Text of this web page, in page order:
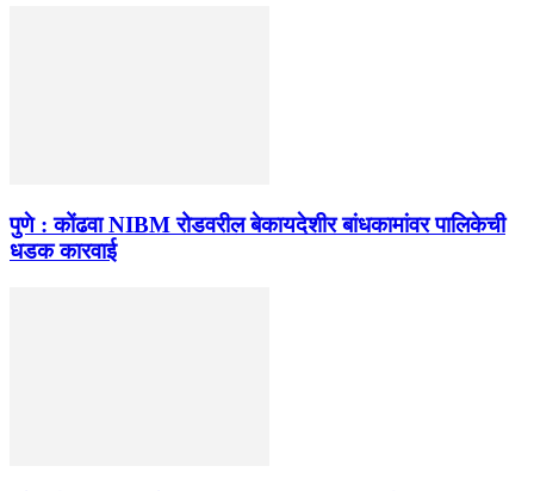
पुणे : कोंढवा NIBM रोडवरील बेकायदेशीर बांधकामांवर पालिकेची
धडक कारवाई